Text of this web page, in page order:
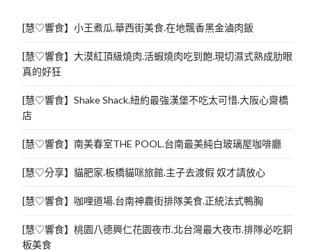
[慧♡響食】小王煮瓜.華西街美食.在地飄香黑金滷肉飯
[慧♡響食】大漠紅頂級燒肉.活蝦燒肉吃到飽.現切濕式熟成肋眼
真的好狂
[慧♡響食】Shake Shack.紐約最強漢堡不吃太可惜.大阪心齋橋
店
[慧♡響食】南美春室THE POOL.台南最美純白玻璃屋咖啡廳
[慧♡分享】貓肥家.板橋貓咪旅館.主子去渡假 奴才請放心
[慧♡響食】咖哩道場.台南神農街排隊美食.正統法式鴨胸
[慧♡響食】桃園八德興仁花園夜市.北台灣最大夜市.排隊必吃銅
板美食